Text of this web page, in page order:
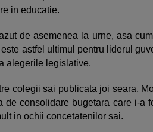
in educatie.
de asemenea la urne, asa
astfel ultimul pentru liderul
alegerile legislative.
colegii sai publicata joi seara,
de consolidare bugetara care i-a
in ochii concetatenilor sai.